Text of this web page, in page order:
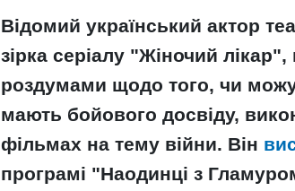
Відомий український актор
зірка серіалу "Жіночий
роздумами щодо того, чи
мають бойового досвіду,
фільмах на тему війни. Він
програмі "Наодинці з